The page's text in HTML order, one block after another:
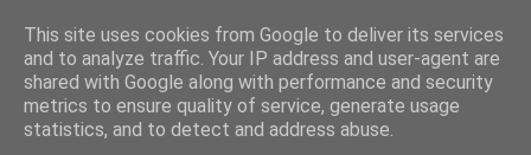
This site uses cookies from Google to deliver its services
and to analyze traffic. Your IP address and user-agent are
shared with Google along with performance and security
metrics to ensure quality of service, generate usage
statistics, and to detect and address abuse.